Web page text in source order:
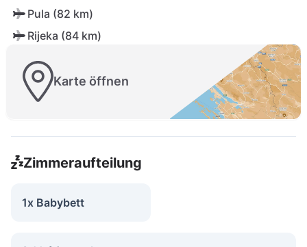
Pula (82 km)
Rijeka (84 km)
Karte öffnen
Zimmeraufteilung
1x Babybett